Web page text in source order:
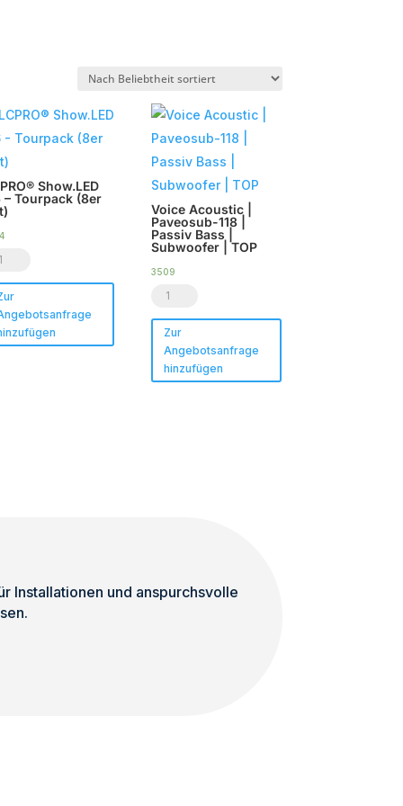
Show.LED
– Tourpack (8er
Voice Acoustic |
Paveosub-118 |
Passiv Bass |
Subwoofer | TOP
3509
Voice
Acoustic
Paveosub-
118
Zur
Angebotsanfrage
hinzufügen
Installationen und anspurchsvolle